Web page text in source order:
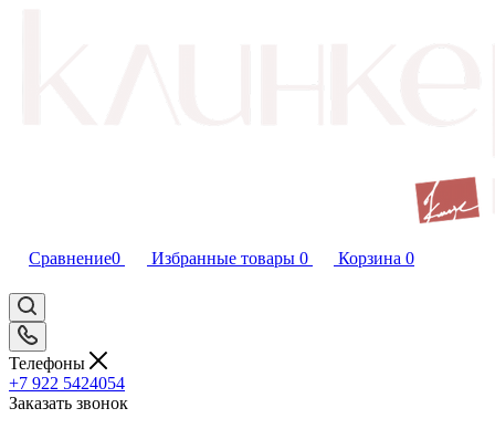
Сравнение0 Избранные товары 0 Корзина 0
Телефоны
+7 922 5424054
Заказать звонок